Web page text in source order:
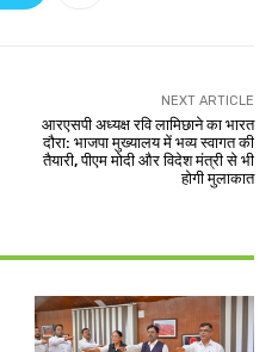
NEXT ARTICLE
आरएसपी अध्यक्ष रवि लामिछाने का भारत
दौरा: भाजपा मुख्यालय में भव्य स्वागत की
तैयारी, पीएम मोदी और विदेश मंत्री से भी
होगी मुलाकात